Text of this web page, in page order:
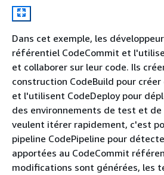
Dans cet exemple, les
référentiel CodeCommit et
et collaborer sur leur code. Ils
construction CodeBuild pour
et l'utilisent CodeDeploy pour
des environnements de test et de
veulent itérer rapidement, c'est
pipeline CodePipeline pour
apportées au CodeCommit
modifications sont générées, les